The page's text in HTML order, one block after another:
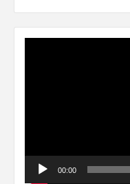
00:00